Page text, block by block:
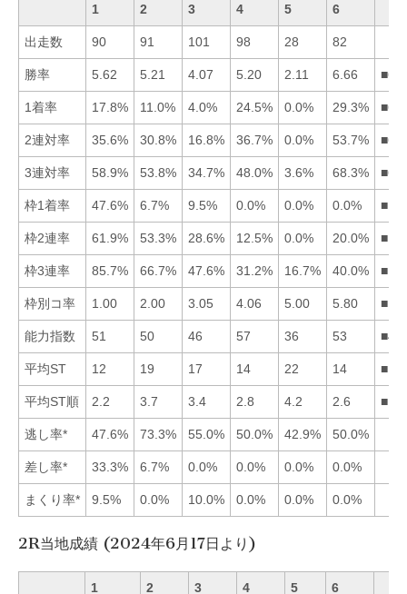
1 2 3 4 5 6
出走数 90 91 101 98 28 82
勝率 5.62 5.21 4.07 5.20 2.11 6.66
1着率 17.8% 11.0% 4.0% 24.5% 0.0% 29.3%
2連対率 35.6% 30.8% 16.8% 36.7% 0.0% 53.7%
3連対率 58.9% 53.8% 34.7% 48.0% 3.6% 68.3%
枠1着率 47.6% 6.7% 9.5% 0.0% 0.0% 0.0%
枠2連率 61.9% 53.3% 28.6% 12.5% 0.0% 20.0%
枠3連率 85.7% 66.7% 47.6% 31.2% 16.7% 40.0%
枠別コ率 1.00 2.00 3.05 4.06 5.00 5.80
能力指数 51 50 46 57 36 53
平均ST 12 19 17 14 22 14
平均ST順 2.2 3.7 3.4 2.8 4.2 2.6
逃し率* 47.6% 73.3% 55.0% 50.0% 42.9% 50.0%
差し率* 33.3% 6.7% 0.0% 0.0% 0.0% 0.0%
まくり率* 9.5% 0.0% 10.0% 0.0% 0.0% 0.0%
2R当地成績 (2024年6月17日より)
1 2 3 4 5 6